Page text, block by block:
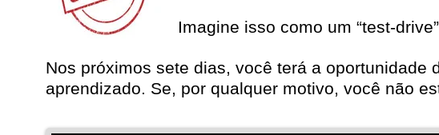
Imagine isso como um “test-
Nos próximos sete dias, você terá a
aprendizado. Se, por qualquer motivo, você não